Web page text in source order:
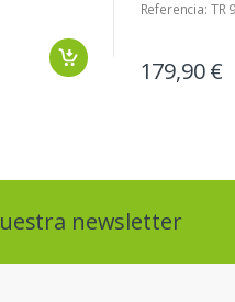
Referencia: TR
179,90 €
newsletter